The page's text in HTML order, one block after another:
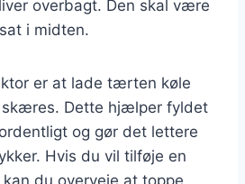
overbagt. Den skal være
i midten.
er at lade tærten køle
skæres. Dette hjælper fyldet
og gør det lettere
Hvis du vil tilføje en
du overveje at toppe